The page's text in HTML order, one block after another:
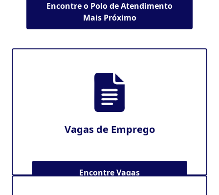
Encontre o Polo de Atendimento
Mais Próximo
Vagas de Emprego
Encontre Vagas